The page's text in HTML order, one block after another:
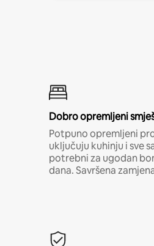
Dobro opremljeni
Potpuno opremljeni
uključuju kuhinju i sve
potrebni za ugodan
dana. Savršena